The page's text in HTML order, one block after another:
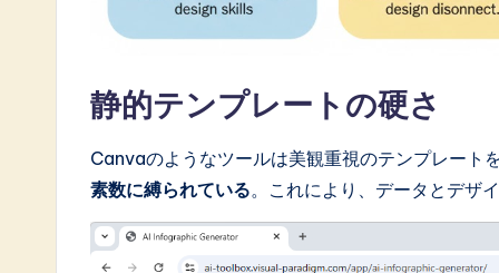
w静的テンプレートの硬さ
Canvaのようなツールは美観重視のテンプレート
素数に縛られている。これにより、データとデザ